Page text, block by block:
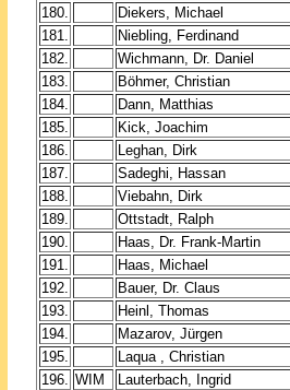
180.
Diekers, Michael
181.
Niebling, Ferdinand
182.
Wichmann, Dr. Daniel
183.
Böhmer, Christian
184.
Dann, Matthias
185.
Kick, Joachim
186.
Leghan, Dirk
187.
Sadeghi, Hassan
188.
Viebahn, Dirk
189.
Ottstadt, Ralph
190.
Haas, Dr. Frank-Martin
191.
Haas, Michael
192.
Bauer, Dr. Claus
193.
Heinl, Thomas
194.
Mazarov, Jürgen
195.
Laqua , Christian
196. WIM
Lauterbach, Ingrid